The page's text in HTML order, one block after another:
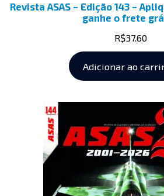
Revista ASAS – Edição 143 –
ganhe o frete
R$37.60
Adicionar ao